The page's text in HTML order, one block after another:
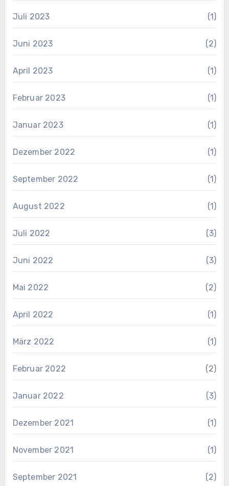
Juli 2023 (1)
Juni 2023 (2)
April 2023 (1)
Februar 2023 (1)
Januar 2023 (1)
Dezember 2022 (1)
September 2022 (1)
August 2022 (1)
Juli 2022 (3)
Juni 2022 (3)
Mai 2022 (2)
April 2022 (1)
März 2022 (1)
Februar 2022 (2)
Januar 2022 (3)
Dezember 2021 (1)
November 2021 (1)
September 2021 (2)